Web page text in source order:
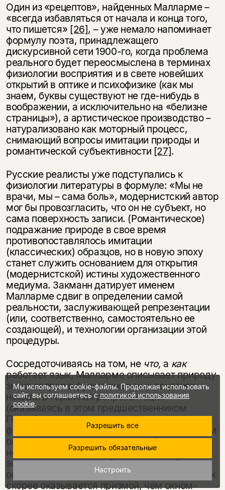
Один из «рецептов», найденных Малларме –
«всегда избавляться от начала и конца того,
что пишется» [26], – уже немало напоминает
формулу поэта, принадлежащего
дискурсивной сети 1900-го, когда проблема
реального будет переосмыслена в терминах
физиологии восприятия и в свете новейших
открытий в оптике и психофизике (как мы
знаем, буквы существуют не где-нибудь в
воображении, а исключительно на «белизне
страницы»), а артистическое производство –
натурализовано как моторный процесс,
снимающий вопросы имитации природы и
романтической субъективности [27].
Русские реалисты уже подступались к
физиологии литературы в формуле: «Мы не
врачи, мы – сама боль», модернистский автор
мог бы провозгласить, что он не субъект, но
сама поверхность записи. (Романтическое)
подражание природе в свое время
противопоставлялось имитации
(классических) образцов, но в новую эпоху
станет служить основанием для открытия
(модернистской) истины художественного
медиума. Закманн датирует именем
Малларме сдвиг в определении самой
реальности, заслуживающей репрезентации
(или, соответственно, самостоятельно ее
создающей), и технологии организации этой
процедуры.
Сосредоточиваясь на том, не что, а как
работает язык, Малларме описывает природу
знака скорее в функциональных понятиях,
нежели в терминах репрезентации
(оказываясь в этом предшественником
Пирса), он сосредоточен скорее на
функционировании языка как такового (в этом
оказываясь предшественником Соссюра),
нежели на отражении им
экстралингвистической реальности. Если
обращаться к оптической терминологии, язык
скорее оказывается призмой, чем окном-
Мы используем cookie-файлы. Продолжая использовать
сайт, вы соглашаетесь сполитикой использования
cookie.
Разрешить все
Разрешить обязательные
Настроить